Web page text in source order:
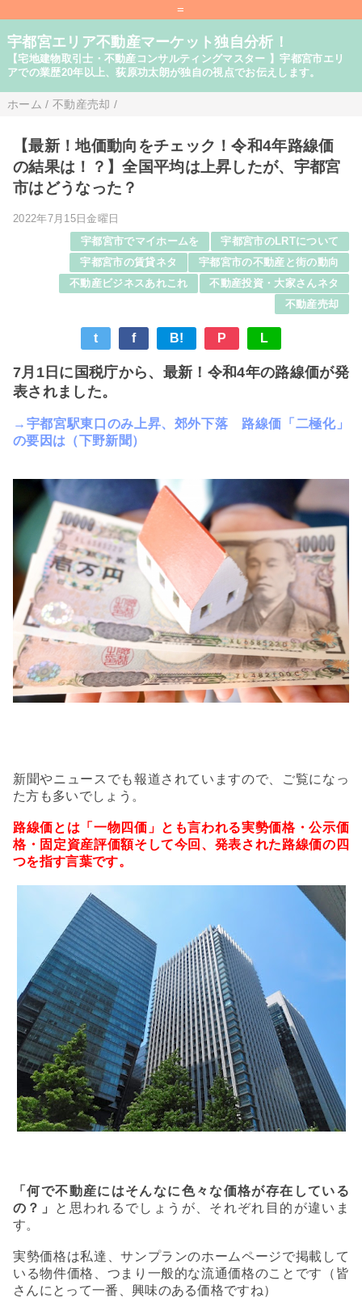
=
宇都宮エリア不動産マーケット独自分析！
【宅地建物取引士・不動産コンサルティングマスター 】宇都宮市エリ
アでの業歴20年以上、荻原功太朗が独自の視点でお伝えします。
ホーム / 不動産売却 /
【最新！地価動向をチェック！令和4年路線価
の結果は！？】全国平均は上昇したが、宇都宮
市はどうなった？
2022年7月15日金曜日
宇都宮市でマイホームを
宇都宮市のLRTについて
宇都宮市の賃貸ネタ
宇都宮市の不動産と街の動向
不動産ビジネスあれこれ
不動産投資・大家さんネタ
不動産売却
t f B! P L
7月1日に国税庁から、最新！令和4年の路線価が発
表されました。
→宇都宮駅東口のみ上昇、郊外下落 路線価「二極化」
の要因は（下野新聞）
新聞やニュースでも報道されていますので、ご覧になっ
た方も多いでしょう。
路線価とは「一物四価」とも言われる実勢価格・公示価
格・固定資産評価額そして今回、発表された路線価の四
つを指す言葉です。
「何で不動産にはそんなに色々な価格が存在している
の？」
と思われるでしょうが、それぞれ目的が違いま
す。
実勢価格は私達、サンプランのホームページで掲載して
いる物件価格、つまり一般的な流通価格のことです（皆
さんにとって一番、興味のある価格ですね）